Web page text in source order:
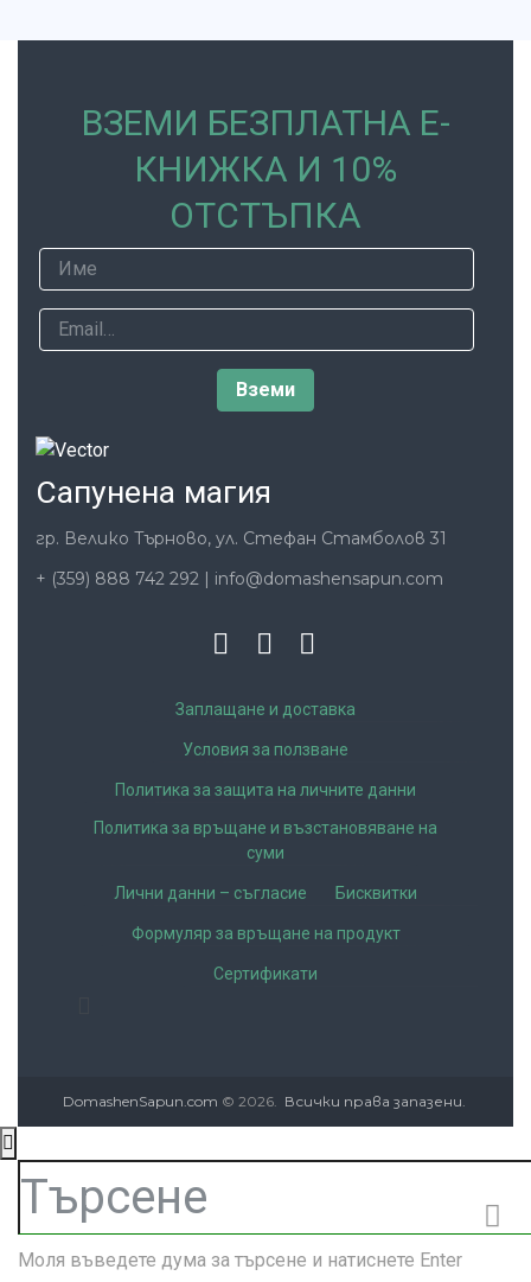
ВЗЕМИ БЕЗПЛАТНА Е-
КНИЖКА И 10%
ОТСТЪПКА
Сапунена магия
гр. Велико Търново, ул. Стефан Стамболов 31
+ (359) 888 742 292 | info@domashensapun.com
Заплащане и доставка
Условия за ползване
Политика за защита на личните данни
Политика за връщане и възстановяване на
суми
Лични данни – съгласие Бисквитки
Формуляр за връщане на продукт
Сертификати
DomashenSapun.com © 2026. Всички права запазени.
Моля въведете дума за търсене и натиснете Enter